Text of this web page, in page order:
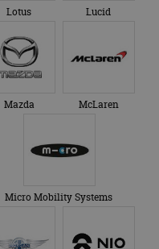
Lotus Lucid
Mazda McLaren
Micro Mobility Systems